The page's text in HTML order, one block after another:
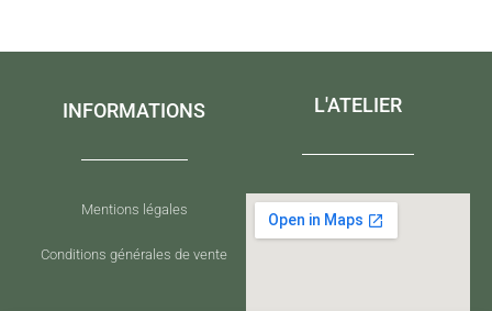
INFORMATIONS
Mentions légales
Conditions générales de vente
L'ATELIER